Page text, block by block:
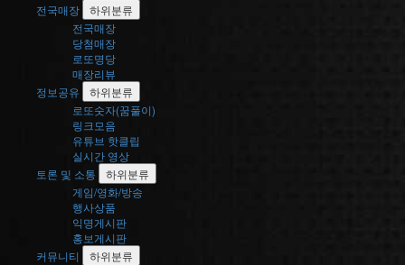
전국매장
하위분류
전국매장
당첨매장
로또명당
매장리뷰
정보공유
하위분류
로또숫자(꿈풀이)
링크모음
유튜브 핫클립
실시간 영상
토론 및 소통
하위분류
게임/영화/방송
행사상품
익명게시판
홍보게시판
커뮤니티
하위분류